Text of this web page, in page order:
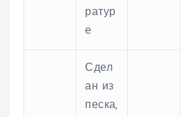
ратур
е
Сдел
ан из
песка,